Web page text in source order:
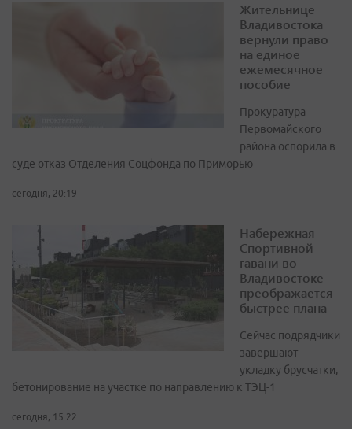
Жительнице
Владивостока
вернули право
на единое
ежемесячное
пособие
Прокуратура
Первомайского
района оспорила в
суде отказ Отделения Соцфонда по Приморью
сегодня, 20:19
Набережная
Спортивной
гавани во
Владивостоке
преображается
быстрее плана
Сейчас подрядчики
завершают
укладку брусчатки,
бетонирование на участке по направлению к ТЭЦ-1
сегодня, 15:22